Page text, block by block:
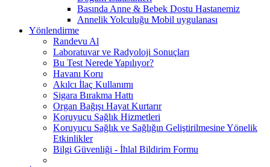
Basında Anne & Bebek Dostu Hastanemiz
Annelik Yolculuğu Mobil uygulanası
Yönlendirme
Randevu Al
Laboratuvar ve Radyoloji Sonuçları
Bu Test Nerede Yapılıyor?
Havanı Koru
Akılcı İlaç Kullanımı
Sigara Bırakma Hattı
Organ Bağışı Hayat Kurtarır
Koruyucu Sağlık Hizmetleri
Koruyucu Sağlık ve Sağlığın Geliştirilmesine Yönelik
Etkinlikler
Bilgi Güvenliği - İhlal Bildirim Formu